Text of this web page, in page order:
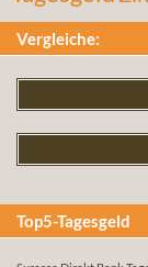
Vergleiche:
Top5-Tagesgeld